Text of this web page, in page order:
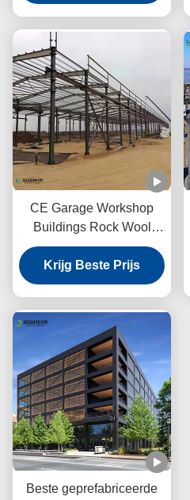
Energiezuinige werking
CE Garage Workshop
Buildings Rock Wool
Panel Portal Frame
Structure
Krijg Beste Prijs
Beste geprefabriceerde